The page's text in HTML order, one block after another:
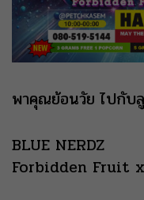
พาคุณย้อนวัย ไปกับ
BLUE NERDZ
Forbidden Fruit